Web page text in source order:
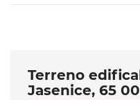
Terreno
Jasenice, 65